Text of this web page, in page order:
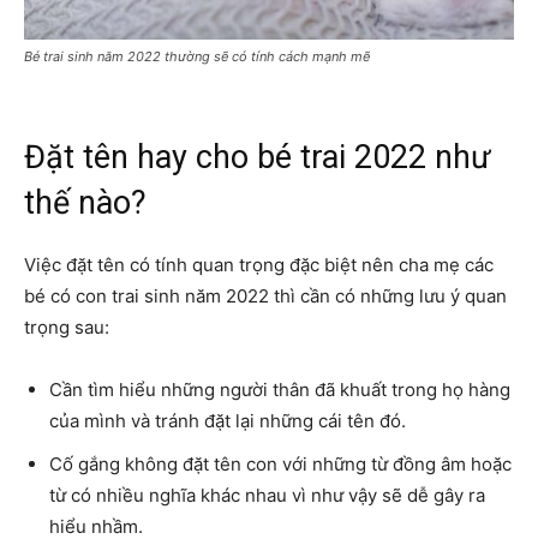
Bé trai sinh năm 2022 thường sẽ có tính cách mạnh mẽ
Đặt tên hay cho bé trai 2022 như
thế nào?
Việc đặt tên có tính quan trọng đặc biệt nên cha mẹ các
bé có con trai sinh năm 2022 thì cần có những lưu ý quan
trọng sau:
Cần tìm hiểu những người thân đã khuất trong họ hàng
của mình và tránh đặt lại những cái tên đó.
Cố gắng không đặt tên con với những từ đồng âm hoặc
từ có nhiều nghĩa khác nhau vì như vậy sẽ dễ gây ra
hiểu nhầm.